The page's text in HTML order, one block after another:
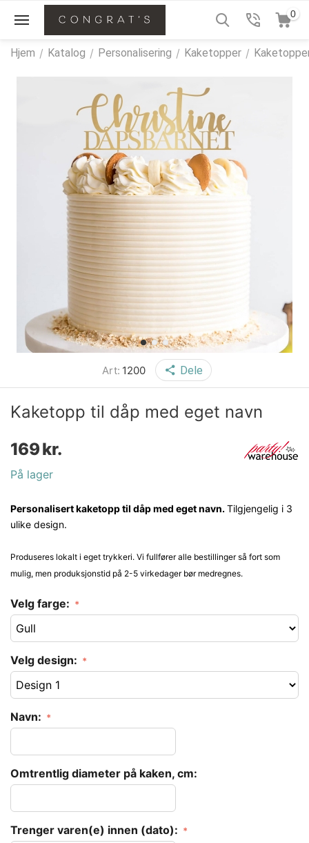
0
Hjem / Katalog / Personalisering / Kaketopper /
Art: 1200 Dele
Kaketopp til dåp med eget navn
169kr.
På lager
Personalisert kaketopp til dåp med eget navn.Tilgjengelig i 3
ulike design.
Produseres lokalt i eget trykkeri. Vi fullfører alle bestillinger så fort som
mulig, men produksjonstid på 2-5 virkedager bør medregnes.
Velg farge:
Velg design:
Navn:
Omtrentlig diameter på kaken, cm:
Trenger varen(e) innen (dato):